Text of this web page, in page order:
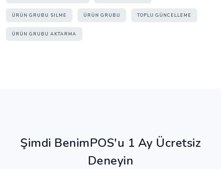
ÜRÜN GRUBU SILME ÜRÜN GRUBU TOPLU GÜNCELLEME
ÜRÜN GRUBU AKTARMA
Şimdi BenimPOS'u 1 Ay Ücretsiz
Deneyin